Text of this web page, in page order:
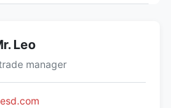
Leo
manager